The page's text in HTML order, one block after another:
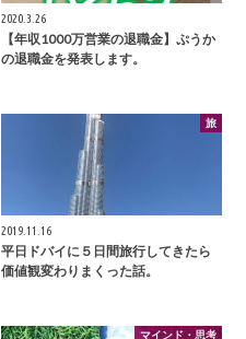
2020.3.26
【年収1000万営業の退職金】ぷうか
の退職金を発表します。
旅
2019.11.16
平日ドバイに５日間旅行してきたら
価値観変わりまくった話。
マインド・思考